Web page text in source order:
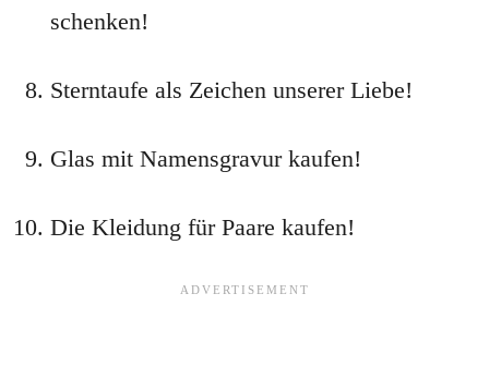
schenken!
Sterntaufe als Zeichen unserer Liebe!
Glas mit Namensgravur kaufen!
Die Kleidung für Paare kaufen!